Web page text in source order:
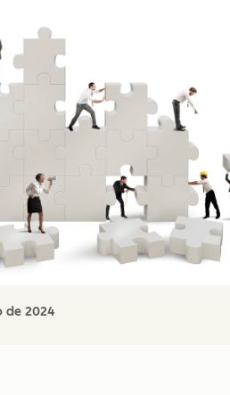
de 2024